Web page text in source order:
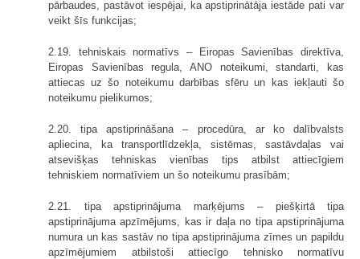
pārbaudes, pastāvot iespējai, ka apstiprinātāja iestāde pati var
veikt šīs funkcijas;
2.19. tehniskais normatīvs – Eiropas Savienības direktīva,
Eiropas Savienības regula, ANO noteikumi, standarti, kas
attiecas uz šo noteikumu darbības sfēru un kas iekļauti šo
noteikumu pielikumos;
2.20. tipa apstiprināšana – procedūra, ar ko dalībvalsts
apliecina, ka transportlīdzekļa, sistēmas, sastāvdaļas vai
atsevišķas tehniskas vienības tips atbilst attiecīgiem
tehniskiem normatīviem un šo noteikumu prasībām;
2.21. tipa apstiprinājuma marķējums – piešķirtā tipa
apstiprinājuma apzīmējums, kas ir daļa no tipa apstiprinājuma
numura un kas sastāv no tipa apstiprinājuma zīmes un papildu
apzīmējumiem atbilstoši attiecīgo tehnisko normatīvu